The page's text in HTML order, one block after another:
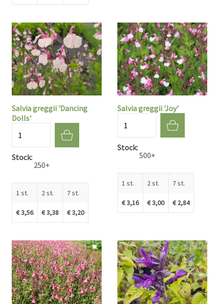
Salvia greggii 'Dancing
Dolls'
Stock
250+
1 st.
€ 3,56
2 st.
€ 3,38
7 st.
€ 3,20
Salvia greggii 'Joy'
Stock
500+
1 st.
€ 3,16
2 st.
€ 3,00
7 st.
€ 2,84